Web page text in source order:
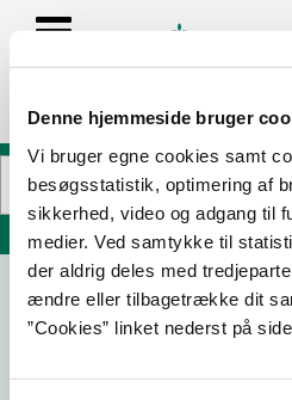
Denne hjemmeside bruger
Vi bruger egne cookies samt
besøgsstatistik, optimering af
sikkerhed, video og adgang til
medier. Ved samtykke til
der aldrig deles med
ændre eller tilbagetrække dit
”Cookies” linket nederst på
Søg på adresse, postnummer, by,